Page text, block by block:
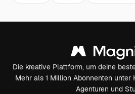
Die kreative Plattform, um deine
Mehr als 1 Million Abonnenten unter
Agenturen und